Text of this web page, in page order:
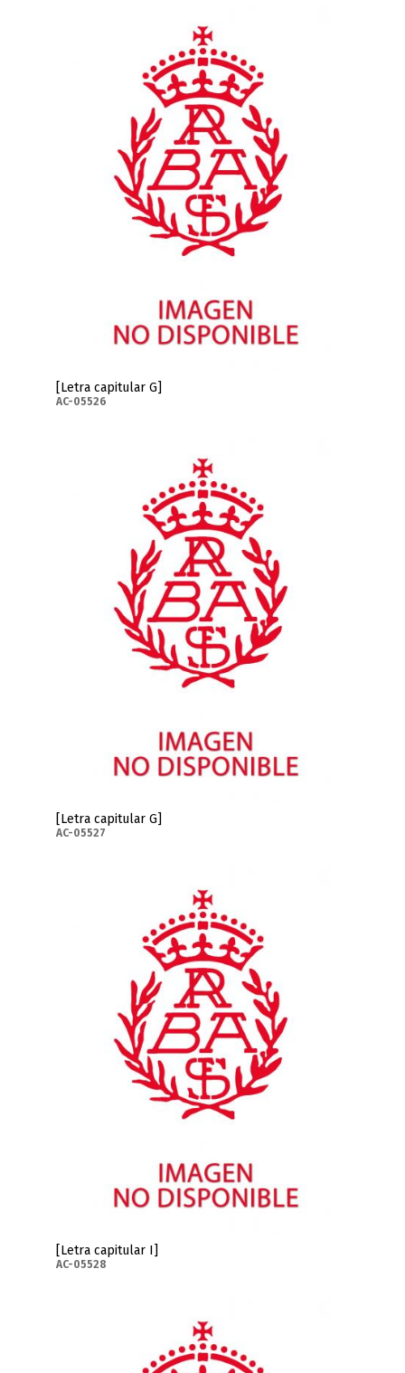
[Letra capitular G]
AC-05526
[Letra capitular G]
AC-05527
[Letra capitular I]
AC-05528